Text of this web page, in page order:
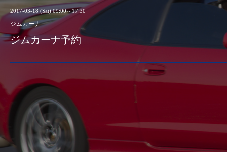
2017-03-18 (Sat) 09:00～17:30
ジムカーナ
ジムカーナ予約